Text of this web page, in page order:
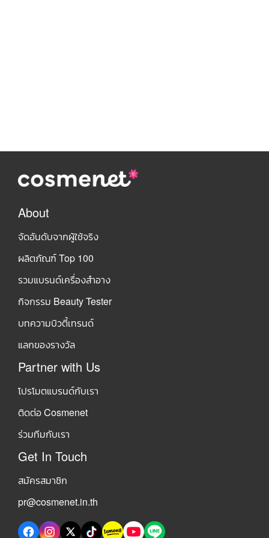
About
จัดอันดับจากผู้ใช้จริง
ผลิตภัณฑ์ Top 100
รวมแบรนด์เครื่องสำอาง
กิจกรรม Beauty Tester
บทความบิวตี้เทรนด์
แลกของรางวัล
Partner with Us
โปรโมตแบรนด์กับเรา
ติดต่อ Cosmenet
ร่วมทีมกับเรา
Get In Touch
สมัครสมาชิก
pr@cosmenet.in.th